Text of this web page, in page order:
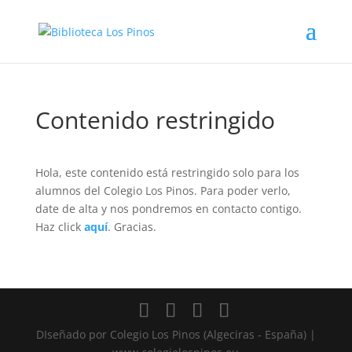
Contenido restringido
Hola, este contenido está restringido solo para los
alumnos del Colegio Los Pinos. Para poder verlo,
date de alta y nos pondremos en contacto contigo.
Haz click aquí. Gracias.
DIseñado por Colegio Los Pinos (Algeciras - España) |